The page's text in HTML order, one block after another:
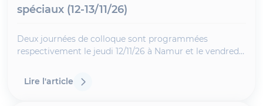
spéciaux (12-13/11/26)
Deux journées de colloque sont programmées
respectivement le jeudi 12/11/26 à Namur et le vendredi
futur livre 7 du Code civil relatif aux contrats spéciaux.
Lire l'article